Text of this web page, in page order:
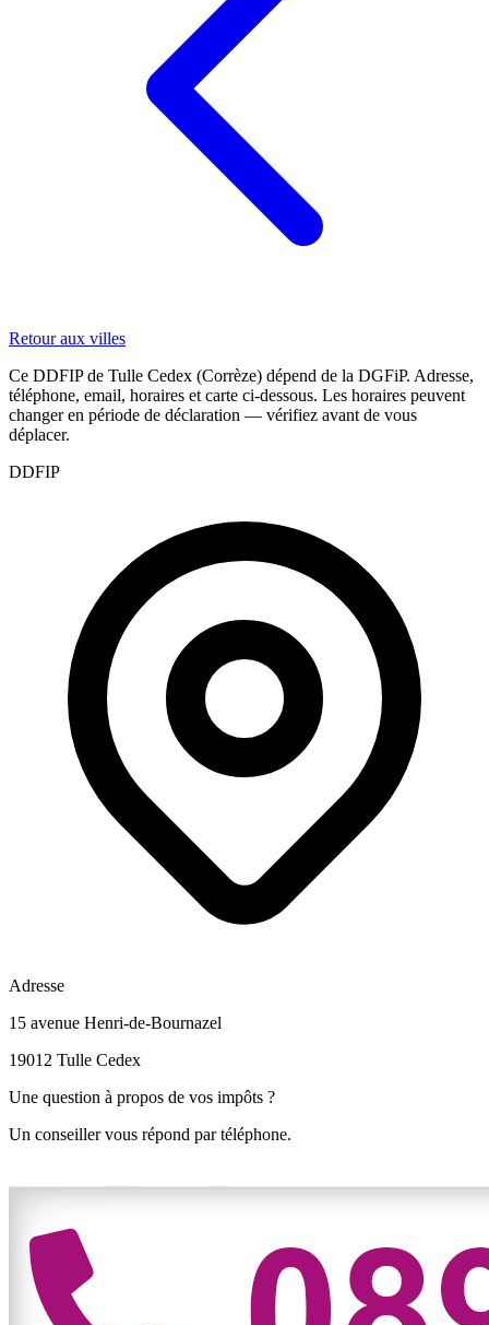
Retour aux villes
Ce DDFIP de Tulle Cedex (Corrèze) dépend de la DGFiP. Adresse,
téléphone, email, horaires et carte ci-dessous. Les horaires peuvent
changer en période de déclaration — vérifiez avant de vous
déplacer.
DDFIP
Adresse
15 avenue Henri-de-Bournazel
19012 Tulle Cedex
Une question à propos de vos impôts ?
Un conseiller vous répond par téléphone.